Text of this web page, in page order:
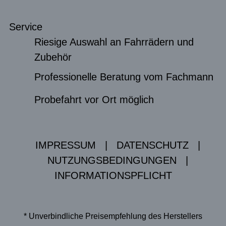
Service
Riesige Auswahl an Fahrrädern und
Zubehör
Professionelle Beratung vom Fachmann
Probefahrt vor Ort möglich
IMPRESSUM DATENSCHUTZ
NUTZUNGSBEDINGUNGEN
INFORMATIONSPFLICHT
* Unverbindliche Preisempfehlung des Herstellers